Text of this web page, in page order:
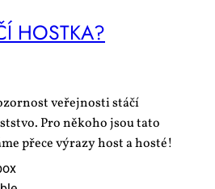
HOST­KA?
veřejnosti stáčí
Pro někoho jsou tato
přece výrazy host a hosté!